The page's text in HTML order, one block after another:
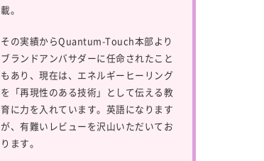
載。
その実績からQuantum-Touch本部より
ブランドアンバサダーに任命されたこと
もあり、現在は、エネルギーヒーリング
を「再現性のある技術」として伝える教
育に力を入れています。英語になります
が、有難いレビューを沢山いただいてお
ります。